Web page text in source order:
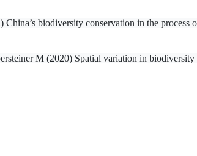
biodiversity conservation in the process
M (2020) Spatial variation in